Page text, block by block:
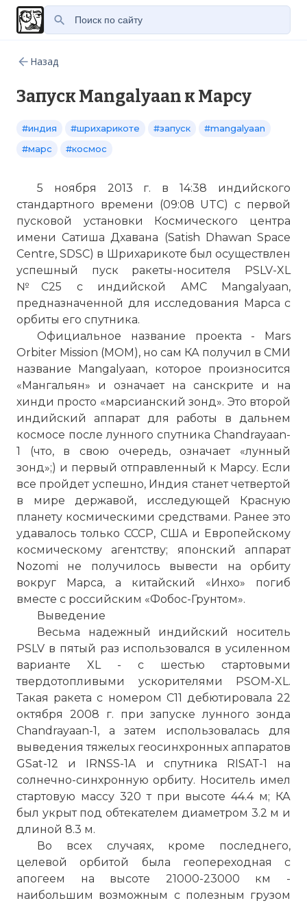
Назад
Запуск Mangalyaan к Марсу
#индия #шрихарикоте #запуск
#mangalyaan
#марс
#космос
5 ноября 2013 г. в 14:38 индийского
стандартного времени (09:08 UTC) с первой
пусковой установки Космического центра
имени Сатиша Дхавана (Satish Dhawan Space
Centre, SDSC) в Шрихарикоте был осуществлен
успешный пуск ракеты-носителя PSLV-XL
№С25 с индийской АМС Mangalyaan,
предназначенной для исследования Марса с
орбиты его спутника.
Официальное название проекта - Mars
Orbiter Mission (MOM), но сам КА получил в СМИ
название Mangalyaan, которое произносится
«Мангальян» и означает на санскрите и на
хинди просто «марсианский зонд». Это второй
индийский аппарат для работы в дальнем
космосе после лунного спутника Chandrayaan-
1 (что, в свою очередь, означает «лунный
зонд»;) и первый отправленный к Марсу. Если
все пройдет успешно, Индия станет четвертой
в мире державой, исследующей Красную
планету космическими средствами. Ранее это
удавалось только СССР, США и Европейскому
космическому агентству; японский аппарат
Nozomi не получилось вывести на орбиту
вокруг Марса, а китайский «Инхо» погиб
вместе с российским «Фобос-Грунтом».
Выведение
Весьма надежный индийский носитель
PSLV в пятый раз использовался в усиленном
варианте XL - с шестью стартовыми
твердотопливыми ускорителями PSOM-XL.
Такая ракета с номером С11 дебютировала 22
октября 2008 г. при запуске лунного зонда
Chandrayaan-1, а затем использовалась для
выведения тяжелых геосинхронных аппаратов
GSat-12 и IRNSS-1A и спутника RISAT-1 на
солнечно-синхронную орбиту. Носитель имел
стартовую массу 320 т при высоте 44.4 м; КА
был укрыт под обтекателем диаметром 3.2 м и
длиной 8.3 м.
Во всех случаях, кроме последнего,
целевой орбитой была геопереходная с
апогеем на высоте 21000-23000 км -
наибольшим возможным с полезным грузом